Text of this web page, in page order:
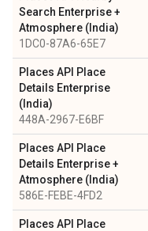
Search Enterprise +
Atmosphere (India)
1DC0-87A6-65E7
Places API Place
Details Enterprise
(India)
448A-2967-E6BF
Places API Place
Details Enterprise +
Atmosphere (India)
586E-FEBE-4FD2
Places API Place